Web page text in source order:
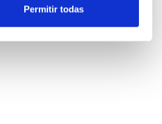
Permitir todas